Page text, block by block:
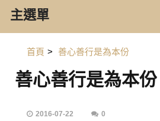
主選單
首頁 > 善心善行是為本份
善心善行是為本份
2016-07-22 0